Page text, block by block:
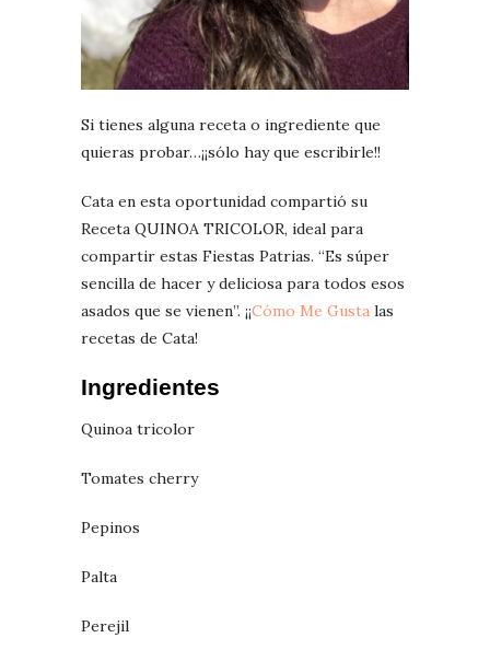
Si tienes alguna receta o ingrediente que
quieras probar…¡¡sólo hay que escribirle!!
Cata en esta oportunidad compartió su
Receta QUINOA TRICOLOR, ideal para
compartir estas Fiestas Patrias. “Es súper
sencilla de hacer y deliciosa para todos esos
asados que se vienen”. ¡¡Cómo Me Gusta las
recetas de Cata!
Ingredientes
Quinoa tricolor
Tomates cherry
Pepinos
Palta
Perejil